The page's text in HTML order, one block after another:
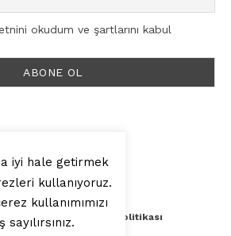
okudum ve şartlarını kabul
© 2025, Artilop
Başvurusu Veri Politikası
iyi hale getirmek
kullanıyoruz.
kullanımımızı